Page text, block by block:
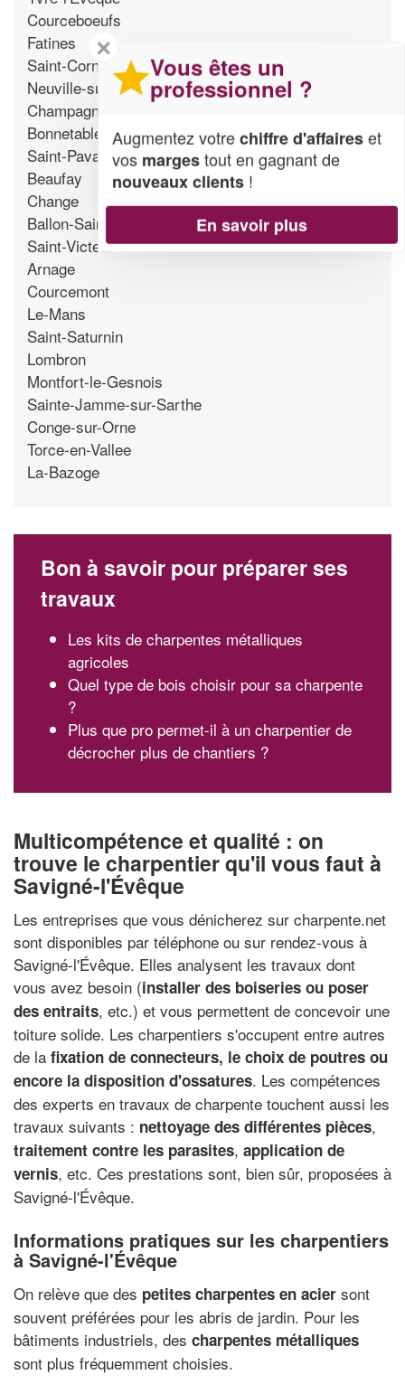
Courceboeufs
Fatines
Saint-Corneille
Neuville-sur-Sarthe
Champagne
Bonnetable
Saint-Pavace
Beaufay
Change
Ballon-Saint-Mars
Saint-Victeur
Arnage
Courcemont
Le-Mans
Saint-Saturnin
Lombron
Montfort-le-Gesnois
Sainte-Jamme-sur-Sarthe
Conge-sur-Orne
Torce-en-Vallee
La-Bazoge
Bon à savoir pour préparer ses
travaux
Les kits de charpentes métalliques
agricoles
Quel type de bois choisir pour sa charpente
?
Plus que pro permet-il à un charpentier de
décrocher plus de chantiers ?
Multicompétence et qualité : on
trouve le charpentier qu'il vous faut à
Savigné-l'Évêque
Les entreprises que vous dénicherez sur charpente.net
sont disponibles par téléphone ou sur rendez-vous à
Savigné-l'Évêque. Elles analysent les travaux dont
vous avez besoin (installer des boiseries ou poser
des entraits, etc.) et vous permettent de concevoir une
toiture solide. Les charpentiers s'occupent entre autres
de la fixation de connecteurs, le choix de poutres ou
encore la disposition d'ossatures. Les compétences
des experts en travaux de charpente touchent aussi les
travaux suivants : nettoyage des différentes pièces,
traitement contre les parasites, application de
vernis, etc. Ces prestations sont, bien sûr, proposées à
Savigné-l'Évêque.
Informations pratiques sur les charpentiers
à Savigné-l'Évêque
On relève que des petites charpentes en acier sont
souvent préférées pour les abris de jardin. Pour les
bâtiments industriels, des charpentes métalliques
sont plus fréquemment choisies.
✕
Vous êtes un
professionnel ?
Augmentez votrechiffre d'affaireset
vos margestout en gagnant de
nouveaux clients !
En savoir plus